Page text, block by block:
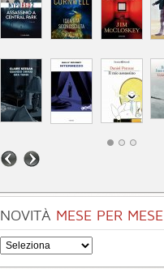
Identità sconosciuta
3.3 (1)
Tatà
)
NOVITÀ MESE PER MESE